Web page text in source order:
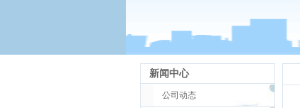
新闻中心
公司动态